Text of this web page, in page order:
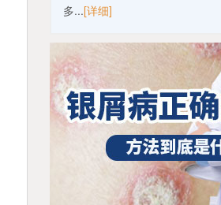
多...[详细]